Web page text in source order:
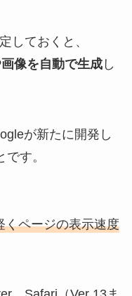
しておくと、
像を自動で生成し
が新たに開発し
す。
くページの表示速度